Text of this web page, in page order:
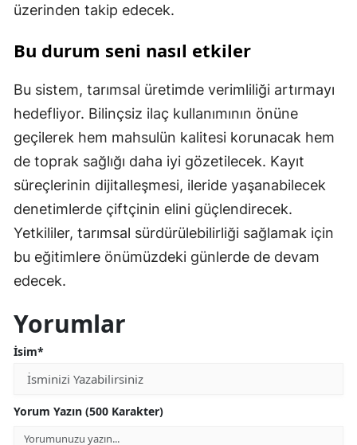
üzerinden takip edecek.
Bu durum seni nasıl etkiler
Bu sistem, tarımsal üretimde verimliliği artırmayı
hedefliyor. Bilinçsiz ilaç kullanımının önüne
geçilerek hem mahsulün kalitesi korunacak hem
de toprak sağlığı daha iyi gözetilecek. Kayıt
süreçlerinin dijitalleşmesi, ileride yaşanabilecek
denetimlerde çiftçinin elini güçlendirecek.
Yetkililer, tarımsal sürdürülebilirliği sağlamak için
bu eğitimlere önümüzdeki günlerde de devam
edecek.
Yorumlar
İsim*
Yorum Yazın (500 Karakter)